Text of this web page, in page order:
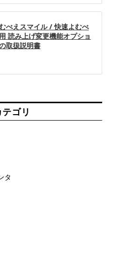
べえスマイル / 快速よむべ
読み上げ変更機能オプショ
取扱説明書
ゴリ
タ